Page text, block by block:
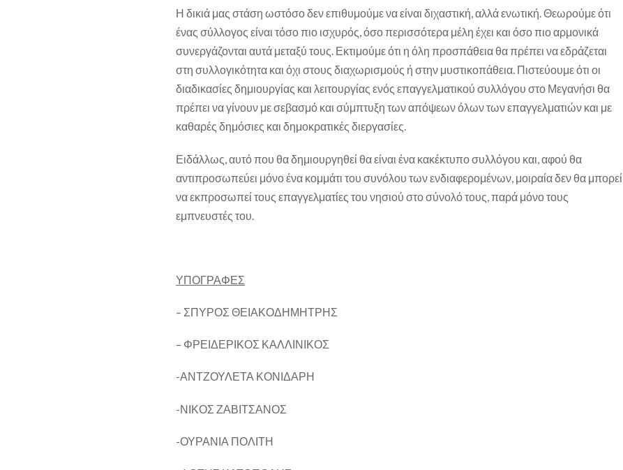
Η δικιά μας στάση ωστόσο δεν επιθυμούμε να είναι διχαστική, αλλά ενωτική. Θεωρούμε ότι
ένας σύλλογος είναι τόσο πιο ισχυρός, όσο περισσότερα μέλη έχει και όσο πιο αρμονικά
συνεργάζονται αυτά μεταξύ τους. Εκτιμούμε ότι η όλη προσπάθεια θα πρέπει να εδράζεται
στη συλλογικότητα και όχι στους διαχωρισμούς ή στην μυστικοπάθεια. Πιστεύουμε ότι οι
διαδικασίες δημιουργίας και λειτουργίας ενός επαγγελματικού συλλόγου στο Μεγανήσι θα
πρέπει να γίνουν με σεβασμό και σύμπτυξη των απόψεων όλων των επαγγελματιών και με
καθαρές δημόσιες και δημοκρατικές διεργασίες.
Ειδάλλως, αυτό που θα δημιουργηθεί θα είναι ένα κακέκτυπο συλλόγου και, αφού θα
αντιπροσωπεύει μόνο ένα κομμάτι του συνόλου των ενδιαφερομένων, μοιραία δεν θα μπορεί
να εκπροσωπεί τους επαγγελματίες του νησιού στο σύνολό τους, παρά μόνο τους
εμπνευστές του.
ΥΠΟΓΡΑΦΕΣ
– ΣΠΥΡΟΣ ΘΕΙΑΚΟΔΗΜΗΤΡΗΣ
– ΦΡΕΙΔΕΡΙΚΟΣ ΚΑΛΛΙΝΙΚΟΣ
-ΑΝΤΖΟΥΛΕΤΑ ΚΟΝΙΔΑΡΗ
-ΝΙΚΟΣ ΖΑΒΙΤΣΑΝΟΣ
-ΟΥΡΑΝΙΑ ΠΟΛΙΤΗ